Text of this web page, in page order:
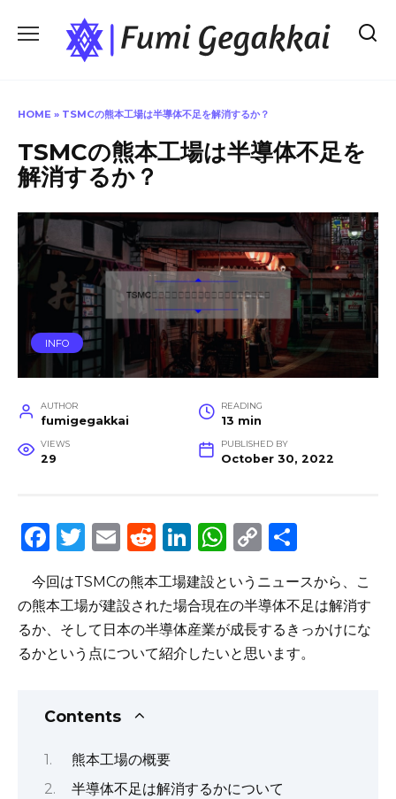
HOME » TSMCの熊本工場は半導体不足を解消するか？
TSMCの熊本工場は半導体不足を
解消するか？
INFO
AUTHOR
fumigegakkai
READING
13 min
VIEWS
29
PUBLISHED BY
October 30, 2022
F
c
e
b
o
T
it
te
r
E
ai
l
R
d
di
t
Li
n
k
e
dI
W
a
ts
A
C
p
y
Li
ar
e
今回はTSMCの熊本工場建設というニュースから、こ
の熊本工場が建設された場合現在の半導体不足は解消す
るか、そして日本の半導体産業が成長するきっかけにな
るかという点について紹介したいと思います。
Contents
熊本工場の概要
半導体不足は解消するかについて